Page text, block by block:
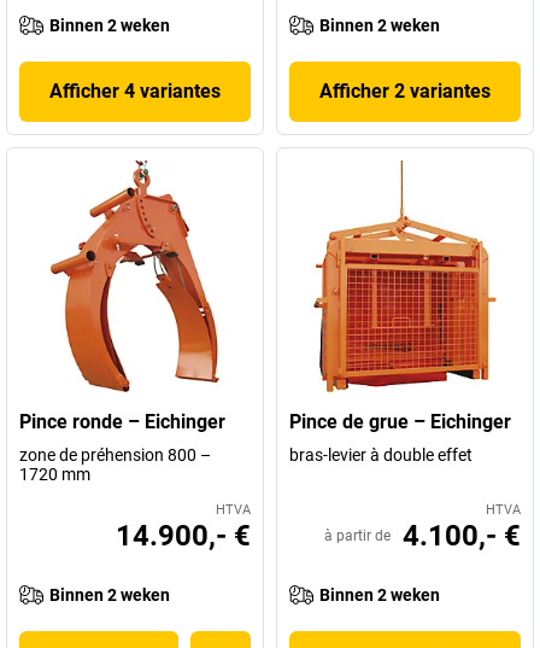
Binnen 2 weken
Afficher 4 variantes
Binnen 2 weken
Afficher 2 variantes
Pince ronde – Eichinger
zone de préhension 800 –
1720 mm
HTVA
14.900,- €
Binnen 2 weken
Pince de grue – Eichinger
bras-levier à double effet
HTVA
à partir de 4.100,- €
Binnen 2 weken